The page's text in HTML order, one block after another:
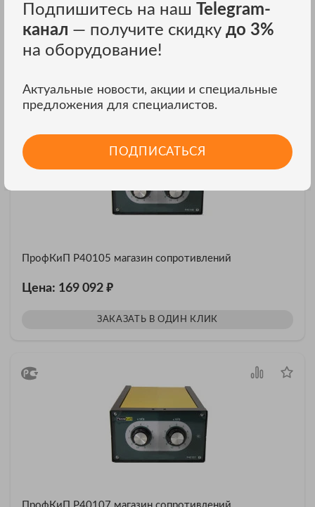
ПрофКиП МСР-63/3 магазин сопротивлений
Цена: 146 748 ₽
ПрофКиП Р40105 магазин сопротивлений
Цена: 169 092 ₽
ЗАКАЗАТЬ В ОДИН КЛИК
Подпишитесь на наш Telegram-
канал — получите скидку до 3%
на оборудование!
Актуальные новости, акции и специальные
предложения для специалистов.
ПОДПИСАТЬСЯ